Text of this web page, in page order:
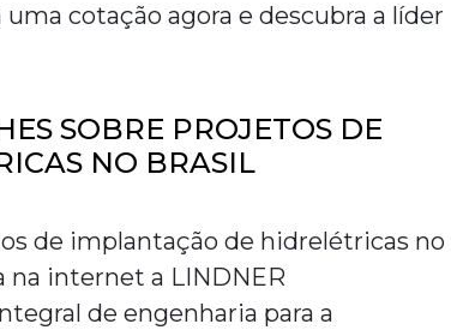
cotação agora e descubra a líder
SOBRE PROJETOS DE
NO BRASIL
de implantação de hidrelétricas no
na internet a LINDNER
de engenharia para a